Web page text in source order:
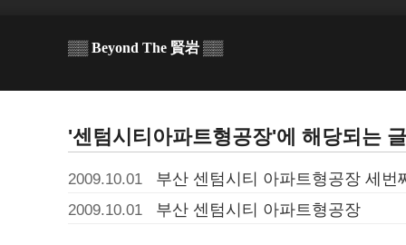
▒▒ Beyond The 賢岩 ▒▒
'센텀시티아파트형공장'에 해당되는
2009.10.01 부산 센텀시티 아파트형공장 세번
2009.10.01 부산 센텀시티 아파트형공장